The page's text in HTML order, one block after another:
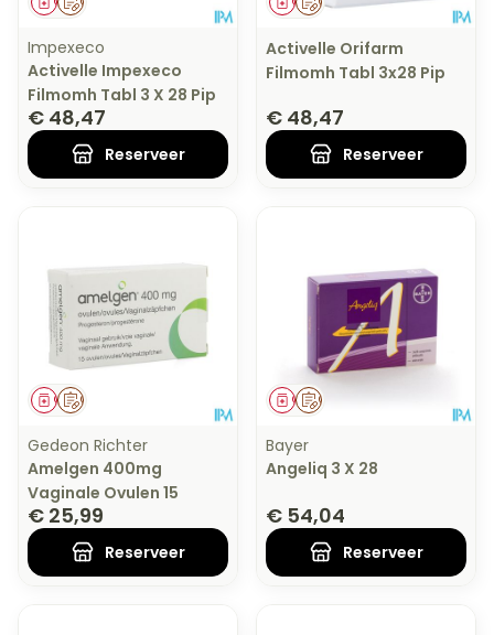
Impexeco
Activelle Impexeco
Filmomh Tabl 3 X 28 Pip
€ 48,47
Reserveer
Activelle Orifarm
Filmomh Tabl 3x28 Pip
€ 48,47
Reserveer
Op voorschrift
Geneesmiddel
Gedeon Richter
Amelgen 400mg
Vaginale Ovulen 15
€ 25,99
Reserveer
Op voorschrift
Geneesmiddel
Bayer
Angeliq 3 X 28
€ 54,04
Reserveer